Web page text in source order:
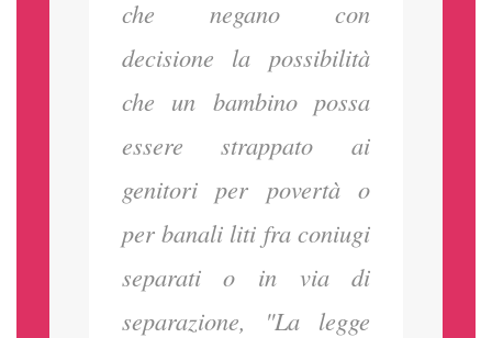
che negano con
decisione la possibilità
che un bambino possa
essere strappato ai
genitori per povertà o
per banali liti fra coniugi
separati o in via di
separazione, "La legge